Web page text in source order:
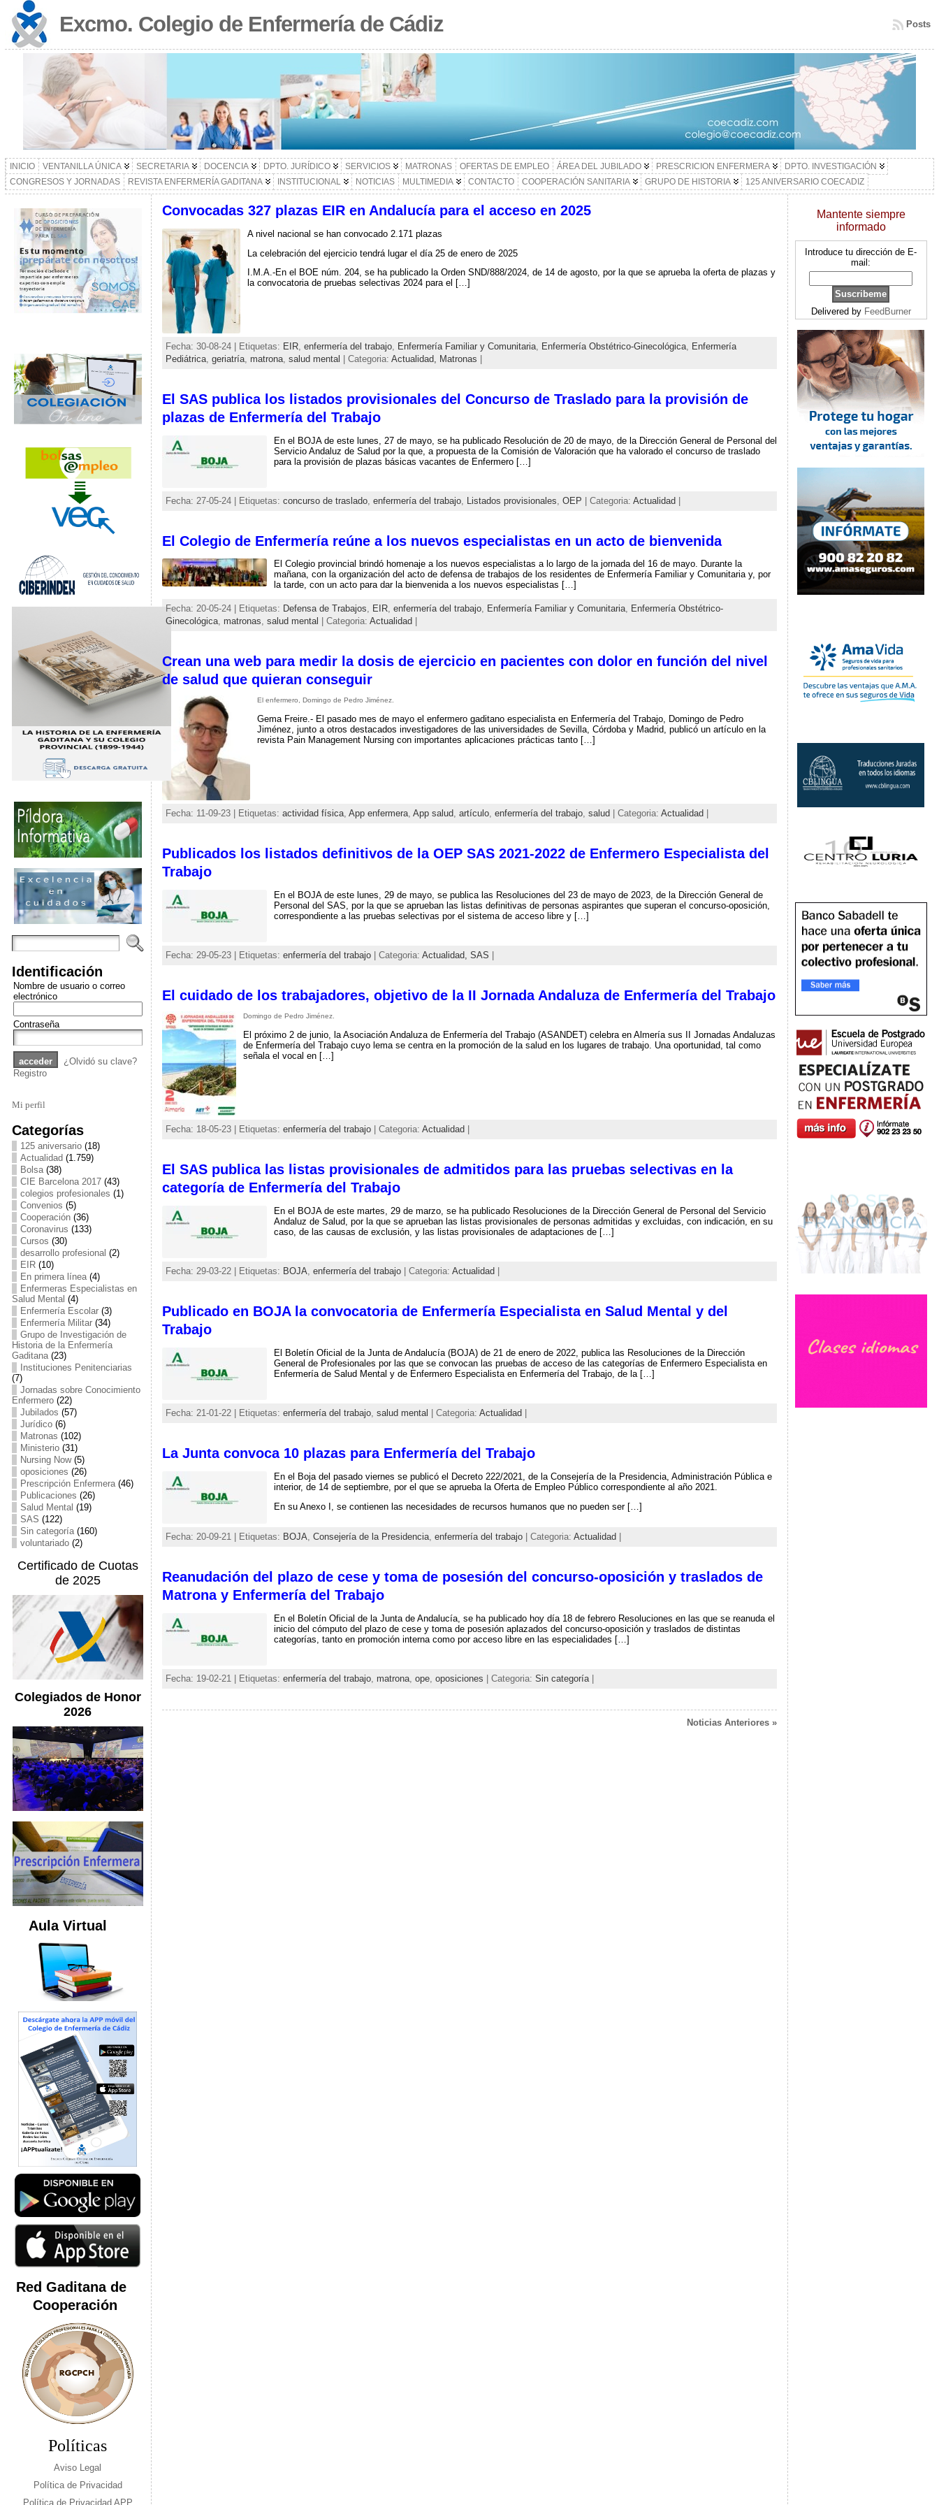
Excmo. Colegio de Enfermería de Cádiz Posts
INICIO VENTANILLA ÚNICA SECRETARIA DOCENCIA DPTO. JURÍDICO SERVICIOS MATRONAS OFERTAS DE EMPLEO ÁREA DEL JUBILADO PRESCRICION ENFERMERA
DPTO. INVESTIGACIÓN
CONGRESOS Y JORNADAS
REVISTA ENFERMERÍA GADITANA INSTITUCIONAL NOTICIAS MULTIMEDIA CONTACTO COOPERACIÓN SANITARIA GRUPO DE HISTORIA 125 ANIVERSARIO COECADIZ
Identificación
Nombre de usuario o correo
electrónico
Contraseña
¿Olvidó su clave?
Registro
Mi perfil
Categorías
125 aniversario(18)
Actualidad (1.759)
Bolsa(38)
CIE Barcelona 2017(43)
colegios profesionales (1)
Convenios (5)
Cooperación(36)
Coronavirus (133)
Cursos (30)
desarrollo profesional (2)
EIR(10)
En primera línea(4)
Enfermeras Especialistas en
Salud Mental (4)
Enfermería Escolar(3)
Enfermería Militar(34)
Grupo de Investigación de
Historia de la Enfermería
Gaditana(23)
Instituciones Penitenciarias
(7)
Jornadas sobre Conocimiento
Enfermero(22)
Jubilados (57)
Jurídico(6)
Matronas (102)
Ministerio(31)
Nursing Now(5)
oposiciones (26)
Prescripción Enfermera(46)
Publicaciones (26)
Salud Mental (19)
SAS (122)
Sin categoría(160)
voluntariado(2)
Certificado de Cuotas
de 2025
Colegiados de Honor
2026
Aula Virtual
Red Gaditana de
Cooperación
Políticas
Aviso Legal
Política de Privacidad
Política de Privacidad APP
Convocadas 327 plazas EIR en Andalucía para el acceso en 2025
A nivel nacional se han convocado 2.171 plazas
La celebración del ejercicio tendrá lugar el día 25 de enero de 2025
I.M.A.-En el BOE núm. 204, se ha publicado la Orden SND/888/2024, de 14 de agosto, por la que se aprueba la oferta de plazas y
la convocatoria de pruebas selectivas 2024 para el […]
Fecha: 30-08-24 | Etiquetas: EIR, enfermería del trabajo, Enfermería Familiar y Comunitaria, Enfermería Obstétrico-Ginecológica,
Enfermería
Pediátrica, geriatría, matrona, salud mental | Categoria: Actualidad, Matronas
El SAS publica los listados provisionales del Concurso de Traslado para la provisión de
plazas de Enfermería del Trabajo
En el BOJA de este lunes, 27 de mayo, se ha publicado Resolución de 20 de mayo, de la Dirección General de Personal del
Servicio Andaluz de Salud por la que, a propuesta de la Comisión de Valoración que ha valorado el concurso de traslado
para la provisión de plazas básicas vacantes de Enfermero […]
Fecha: 27-05-24 | Etiquetas: concurso de traslado, enfermería del trabajo, Listados provisionales OEP | Categoria: Actualidad|
El Colegio de Enfermería reúne a los nuevos especialistas en un acto de bienvenida
El Colegio provincial brindó homenaje a los nuevos especialistas a lo largo de la jornada del 16 de mayo. Durante la
mañana, con la organización del acto de defensa de trabajos de los residentes de Enfermería Familiar y Comunitaria y, por
la tarde, con un acto para dar la bienvenida a los nuevos especialistas […]
Fecha: 20-05-24 | Etiquetas: Defensa de Trabajos, EIR, enfermería del trabajo, Enfermería Familiar y Comunitaria, Enfermería Obstétrico-
Ginecológica, matronas, salud mental | Categoria: Actualidad
Crean una web para medir la dosis de ejercicio en pacientes con dolor en función del nivel
de salud que quieran conseguir
El enfermero, Domingo de Pedro Jiménez.
Gema Freire.- El pasado mes de mayo el enfermero gaditano especialista en Enfermería del Trabajo, Domingo de Pedro
Jiménez, junto a otros destacados investigadores de las universidades de Sevilla, Córdoba y Madrid, publicó un artículo en la
revista Pain Management Nursing con importantes aplicaciones prácticas tanto […]
Fecha: 11-09-23 | Etiquetas: actividad física, App enfermera, App salud, artículo, enfermería del trabajo, salud | Categoria: Actualidad
Publicados los listados definitivos de la OEP SAS 2021-2022 de Enfermero Especialista del
Trabajo
En el BOJA de este lunes, 29 de mayo, se publica las Resoluciones del 23 de mayo de 2023, de la Dirección General de
Personal del SAS, por la que se aprueban las listas definitivas de personas aspirantes que superan el concurso-oposición,
correspondiente a las pruebas selectivas por el sistema de acceso libre y […]
Fecha: 29-05-23 | Etiquetas: enfermería del trabajo| Categoria: Actualidad, SAS
El cuidado de los trabajadores, objetivo de la II Jornada Andaluza de Enfermería del Trabajo
Domingo de Pedro Jiménez.
El próximo 2 de junio, la Asociación Andaluza de Enfermería del Trabajo (ASANDET) celebra en Almería sus II Jornadas Andaluzas
de Enfermería del Trabajo cuyo lema se centra en la promoción de la salud en los lugares de trabajo. Una oportunidad, tal como
señala el vocal en […]
Fecha: 18-05-23 | Etiquetas: enfermería del trabajo| Categoria: Actualidad
El SAS publica las listas provisionales de admitidos para las pruebas selectivas en la
categoría de Enfermería del Trabajo
En el BOJA de este martes, 29 de marzo, se ha publicado Resoluciones de la Dirección General de Personal del Servicio
Andaluz de Salud, por la que se aprueban las listas provisionales de personas admitidas y excluidas, con indicación, en su
caso, de las causas de exclusión, y las listas provisionales de adaptaciones de […]
Fecha: 29-03-22 | Etiquetas: BOJA, enfermería del trabajo| Categoria: Actualidad
Publicado en BOJA la convocatoria de Enfermería Especialista en Salud Mental y del
Trabajo
El Boletín Oficial de la Junta de Andalucía (BOJA) de 21 de enero de 2022, publica las Resoluciones de la Dirección
General de Profesionales por las que se convocan las pruebas de acceso de las categorías de Enfermero Especialista en
Enfermería de Salud Mental y de Enfermero Especialista en Enfermería del Trabajo, de la […]
Fecha: 21-01-22 | Etiquetas: enfermería del trabajo, salud mental | Categoria: Actualidad
La Junta convoca 10 plazas para Enfermería del Trabajo
En el Boja del pasado viernes se publicó el Decreto 222/2021, de la Consejería de la Presidencia, Administración Pública e
interior, de 14 de septiembre, por el que se aprueba la Oferta de Empleo Público correspondiente al año 2021.
En su Anexo I, se contienen las necesidades de recursos humanos que no pueden ser […]
Fecha: 20-09-21 | Etiquetas: BOJA Consejería de la Presidencia, enfermería del trabajo| Categoria: Actualidad
Reanudación del plazo de cese y toma de posesión del concurso-oposición y traslados de
Matrona y Enfermería del Trabajo
En el Boletín Oficial de la Junta de Andalucía, se ha publicado hoy día 18 de febrero Resoluciones en las que se reanuda el
inicio del cómputo del plazo de cese y toma de posesión aplazados del concurso-oposición y traslados de distintas
categorías, tanto en promoción interna como por acceso libre en las especialidades […]
Fecha: 19-02-21 | Etiquetas: enfermería del trabajo, matrona, ope, oposiciones | Categoria: Sin categoría|
Noticias Anteriores »
Mantente siempre
informado
Introduce tu dirección de E-
mail:
Delivered by FeedBurner